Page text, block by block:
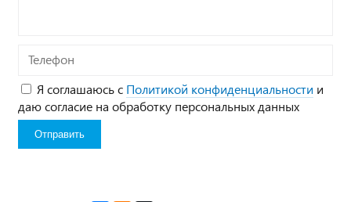
Телефон
Я соглашаюсь с Политикой конфиденциальности и
даю согласие на обработку персональных данных